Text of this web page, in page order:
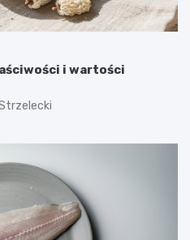
i wartości